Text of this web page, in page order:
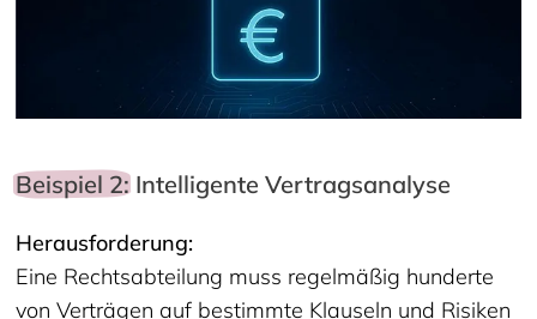
Beispiel 2:Intelligente Vertragsanalyse
Herausforderung:
Eine Rechtsabteilung muss regelmäßig hunderte
von Verträgen auf bestimmte Klauseln und Risiken